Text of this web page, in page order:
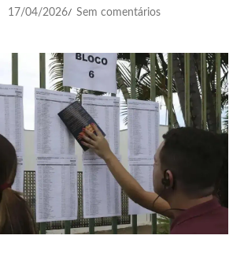
17/04/2026/ Sem comentários